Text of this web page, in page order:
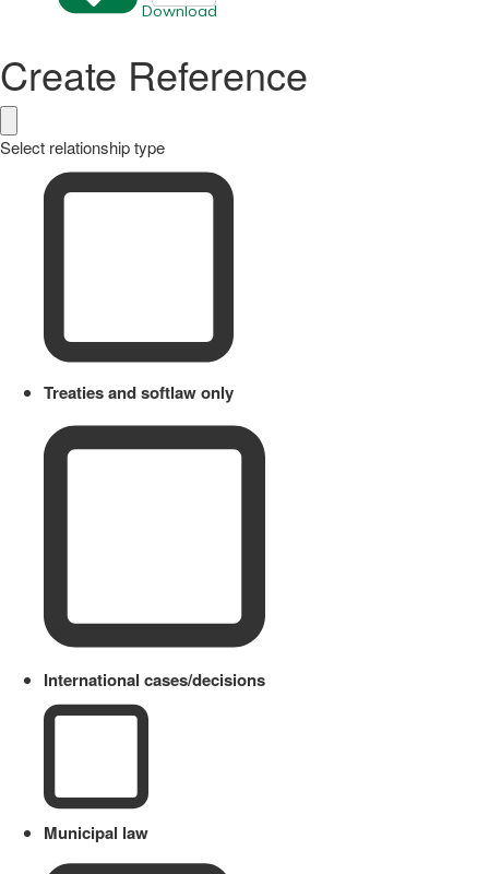
Download
Create Reference
Select relationship type
Treaties and softlaw only
International cases/decisions
Municipal law